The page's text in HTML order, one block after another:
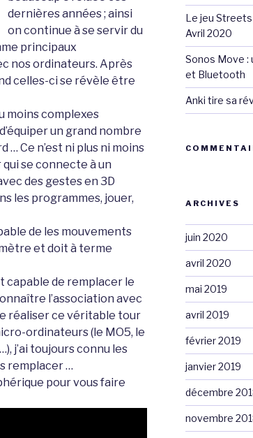
dernières années ; ainsi
on continue à se servir du
principaux
nos ordinateurs. Après
celles-ci se révèle être
moins complexes
un grand nombre
… Ce n’est ni plus ni moins
se connecte à un
des gestes en 3D
les programmes, jouer,
de les mouvements
et doit à terme
capable de remplacer le
l’association avec
réaliser ce véritable tour
ordinateurs (le MO5, le
j’ai toujours connu les
remplacer …
pour vous faire
Le jeu
Avril 2020
Sonos Move :
et Bluetooth
Anki tire sa
ARCHIVES
juin 2020
avril 2020
mai 2019
avril 2019
février 2019
janvier 2019
décembre
novembre